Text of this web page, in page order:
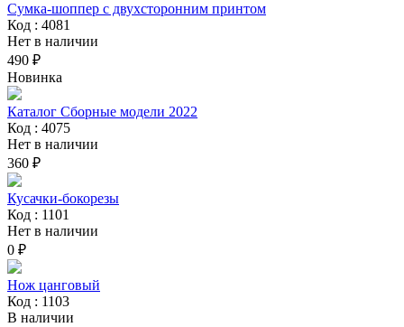
Сумка-шоппер с двухсторонним принтом
Код : 4081
Нет в наличии
490 ₽
Новинка
Каталог Сборные модели 2022
Код : 4075
Нет в наличии
360 ₽
Кусачки-бокорезы
Код : 1101
Нет в наличии
0 ₽
Нож цанговый
Код : 1103
В наличии